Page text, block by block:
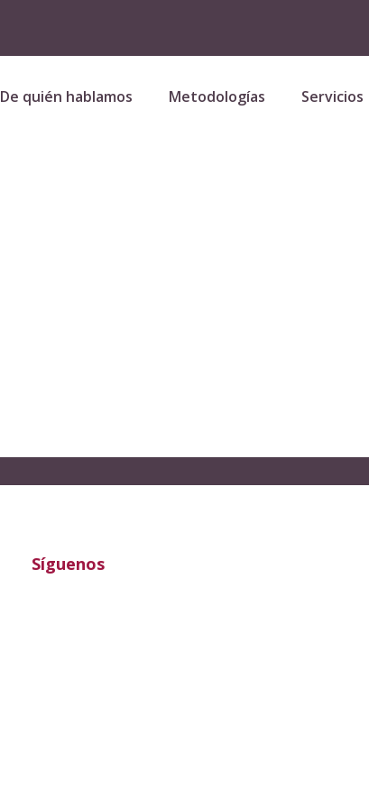
De quién hablamos Metodologías Servicios
Síguenos